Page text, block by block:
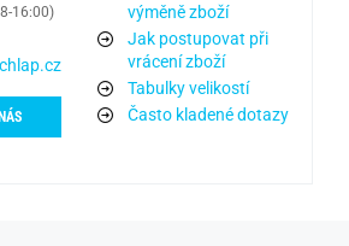
16:00)
výměně zboží
Jak postupovat při
vrácení zboží
Tabulky velikostí
Často kladené dotazy